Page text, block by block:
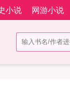
小说 网游小说